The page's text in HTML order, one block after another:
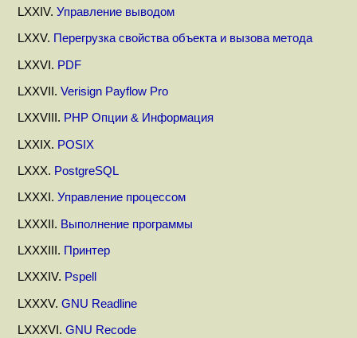
LXXIV. Управление выводом
LXXV. Перегрузка свойства объекта и вызова метода
LXXVI. PDF
LXXVII. Verisign Payflow Pro
LXXVIII. PHP Опции & Информация
LXXIX. POSIX
LXXX. PostgreSQL
LXXXI. Управление процессом
LXXXII. Выполнение программы
LXXXIII. Принтер
LXXXIV. Pspell
LXXXV. GNU Readline
LXXXVI. GNU Recode